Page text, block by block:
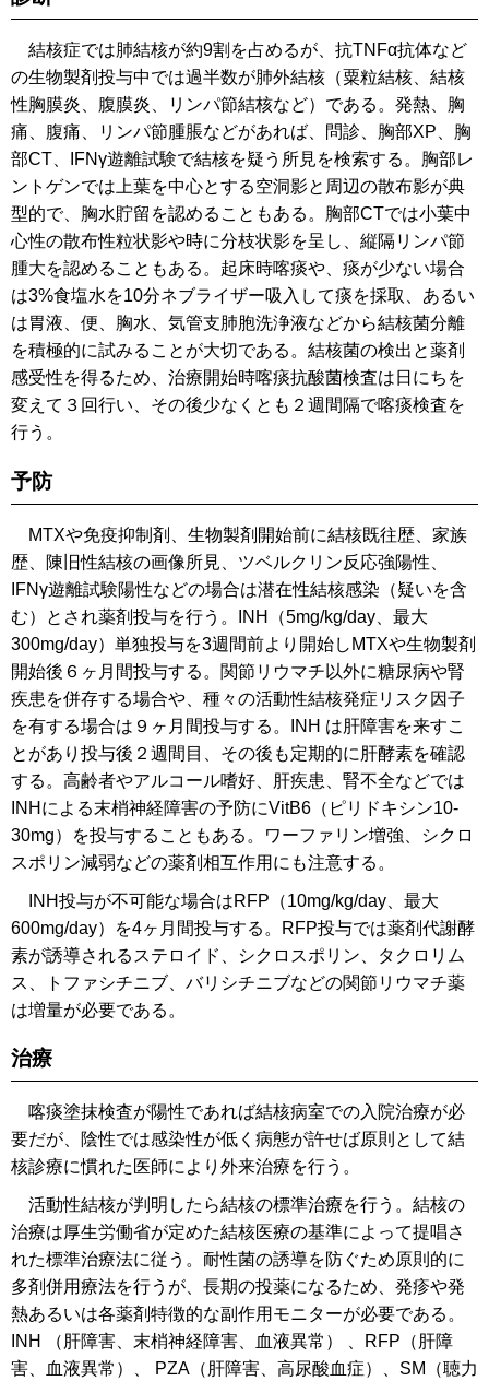
結核症では肺結核が約9割を占めるが、抗TNFα抗体など
の生物製剤投与中では過半数が肺外結核（粟粒結核、結核
性胸膜炎、腹膜炎、リンパ節結核など）である。発熱、胸
痛、腹痛、リンパ節腫脹などがあれば、問診、胸部XP、胸
部CT、IFNγ遊離試験で結核を疑う所見を検索する。胸部レ
ントゲンでは上葉を中心とする空洞影と周辺の散布影が典
型的で、胸水貯留を認めることもある。胸部CTでは小葉中
心性の散布性粒状影や時に分枝状影を呈し、縦隔リンパ節
腫大を認めることもある。起床時喀痰や、痰が少ない場合
は3%食塩水を10分ネブライザー吸入して痰を採取、あるい
は胃液、便、胸水、気管支肺胞洗浄液などから結核菌分離
を積極的に試みることが大切である。結核菌の検出と薬剤
感受性を得るため、治療開始時喀痰抗酸菌検査は日にちを
変えて３回行い、その後少なくとも２週間隔で喀痰検査を
行う。
予防
MTXや免疫抑制剤、生物製剤開始前に結核既往歴、家族
歴、陳旧性結核の画像所見、ツベルクリン反応強陽性、
IFNγ遊離試験陽性などの場合は潜在性結核感染（疑いを含
む）とされ薬剤投与を行う。INH（5mg/kg/day、最大
300mg/day）単独投与を3週間前より開始しMTXや生物製剤
開始後６ヶ月間投与する。関節リウマチ以外に糖尿病や腎
疾患を併存する場合や、種々の活動性結核発症リスク因子
を有する場合は９ヶ月間投与する。INH は肝障害を来すこ
とがあり投与後２週間目、その後も定期的に肝酵素を確認
する。高齢者やアルコール嗜好、肝疾患、腎不全などでは
INHによる末梢神経障害の予防にVitB6（ピリドキシン10-
30mg）を投与することもある。ワーファリン増強、シクロ
スポリン減弱などの薬剤相互作用にも注意する。
INH投与が不可能な場合はRFP（10mg/kg/day、最大
600mg/day）を4ヶ月間投与する。RFP投与では薬剤代謝酵
素が誘導されるステロイド、シクロスポリン、タクロリム
ス、トファシチニブ、バリシチニブなどの関節リウマチ薬
は増量が必要である。
治療
喀痰塗抹検査が陽性であれば結核病室での入院治療が必
要だが、陰性では感染性が低く病態が許せば原則として結
核診療に慣れた医師により外来治療を行う。
活動性結核が判明したら結核の標準治療を行う。結核の
治療は厚生労働省が定めた結核医療の基準によって提唱さ
れた標準治療法に従う。耐性菌の誘導を防ぐため原則的に
多剤併用療法を行うが、長期の投薬になるため、発疹や発
熱あるいは各薬剤特徴的な副作用モニターが必要である。
INH （肝障害、末梢神経障害、血液異常） 、RFP（肝障
害、血液異常）、 PZA（肝障害、高尿酸血症）、SM（聴力